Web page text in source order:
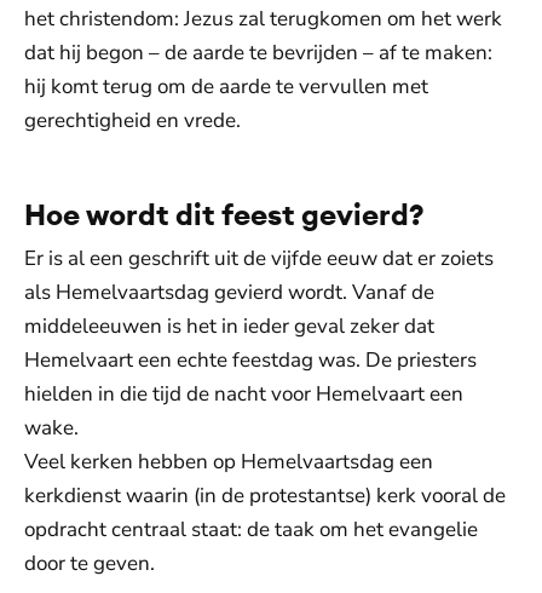
het christendom: Jezus zal terugkomen om het werk
dat hij begon – de aarde te bevrijden – af te maken:
hij komt terug om de aarde te vervullen met
gerechtigheid en vrede.
Hoe wordt dit feest gevierd?
Er is al een geschrift uit de vijfde eeuw dat er zoiets
als Hemelvaartsdag gevierd wordt. Vanaf de
middeleeuwen is het in ieder geval zeker dat
Hemelvaart een echte feestdag was. De priesters
hielden in die tijd de nacht voor Hemelvaart een
wake.
Veel kerken hebben op Hemelvaartsdag een
kerkdienst waarin (in de protestantse) kerk vooral de
opdracht centraal staat: de taak om het evangelie
door te geven.